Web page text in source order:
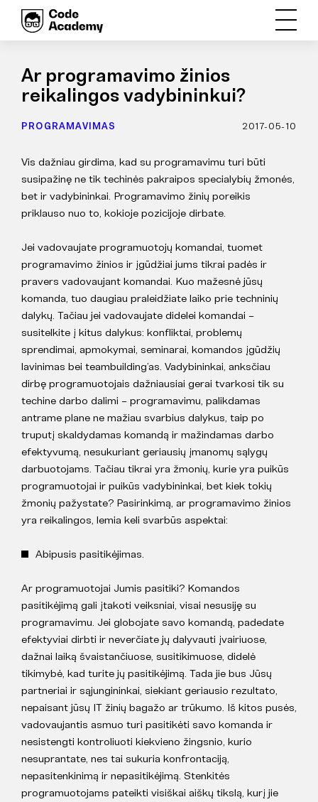
Ar programavimo žinios
reikalingos vadybininkui?
PROGRAMAVIMAS 2017-05-10
Vis dažniau girdima, kad su programavimu turi būti
susipažinę ne tik techinės pakraipos specialybių žmonės,
bet ir vadybininkai. Programavimo žinių poreikis
priklauso nuo to, kokioje pozicijoje dirbate.
Jei vadovaujate programuotojų komandai, tuomet
programavimo žinios ir įgūdžiai jums tikrai padės ir
pravers vadovaujant komandai. Kuo mažesnė jūsų
komanda, tuo daugiau praleidžiate laiko prie techninių
dalykų. Tačiau jei vadovaujate didelei komandai –
susitelkite į kitus dalykus: konfliktai, problemų
sprendimai, apmokymai, seminarai, komandos įgūdžių
lavinimas bei teambuilding’as. Vadybininkai, anksčiau
dirbę programuotojais dažniausiai gerai tvarkosi tik su
techine darbo dalimi – programavimu, palikdamas
antrame plane ne mažiau svarbius dalykus, taip po
truputį skaldydamas komandą ir mažindamas darbo
efektyvumą, nesukuriant geriausių įmanomų sąlygų
darbuotojams. Tačiau tikrai yra žmonių, kurie yra puikūs
programuotojai ir puikūs vadybininkai, bet kiek tokių
žmonių pažystate? Pasirinkimą, ar programavimo žinios
yra reikalingos, lemia keli svarbūs aspektai:
Abipusis pasitikėjimas.
Ar programuotojai Jumis pasitiki? Komandos
pasitikėjimą gali įtakoti veiksniai, visai nesusiję su
programavimu. Jei globojate savo komandą, padedate
efektyviai dirbti ir neverčiate jų dalyvauti įvairiuose,
dažnai laiką švaistančiuose, susitikimuose, didelė
tikimybė, kad turite jų pasitikėjimą. Tada jie bus Jūsų
partneriai ir sąjungininkai, siekiant geriausio rezultato,
nepaisant jūsų IT žinių bagažo ar trūkumo. Iš kitos pusės,
vadovaujantis asmuo turi pasitikėti savo komanda ir
nesistengti kontroliuoti kiekvieno žingsnio, kurio
nesuprantate, nes tai sukuria konfrontaciją,
nepasitenkinimą ir nepasitikėjimą. Stenkitės
programuotojams pateikti visiškai aiškų tikslą, kurį jie